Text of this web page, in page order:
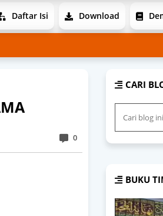
Daftar Isi Download
0
CARI
BUKU